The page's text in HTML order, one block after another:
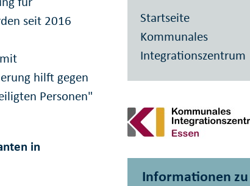
seit 2016
hilft gegen
Personen"
in
Startseite
Kommunales
Integrationszentrum
Informationen zu